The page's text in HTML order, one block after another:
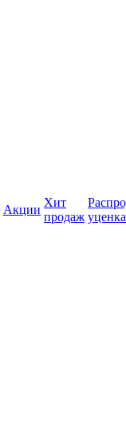
Акции
Хит
продаж уценка